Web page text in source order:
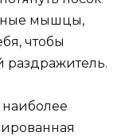
мышцы,
чтобы
раздражитель.